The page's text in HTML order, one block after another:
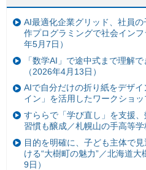
AI最適化企業グリッド、社員
作プログラミングで社会イン
年5月7日）
「数学AI」で途中式まで理解
（2026年4月13日）
AIで自分だけの折り紙をデザ
イン」を活用したワークショ
すららで「学び直し」を支援
習慣も醸成／札幌山の手高等学
目的を明確に、子ども主体で
ける“大樹町の魅力”／北海道
9日）